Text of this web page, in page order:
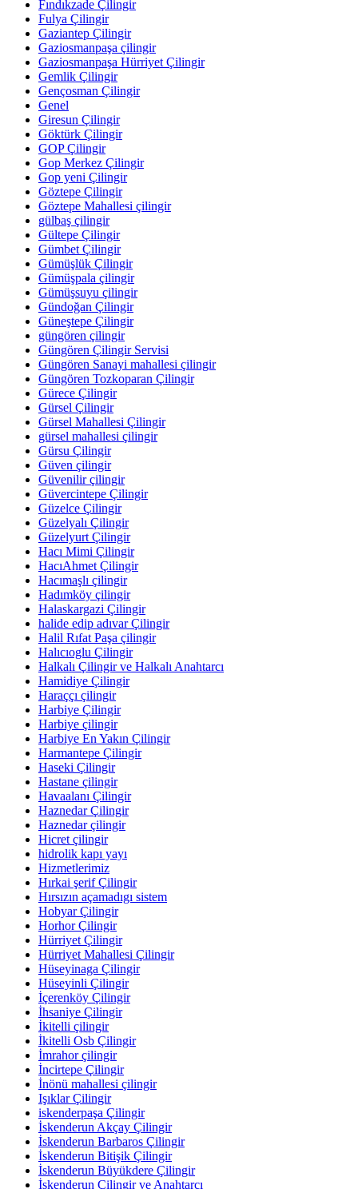
Fındıkzade Çilingir
Fulya Çilingir
Gaziantep Çilingir
Gaziosmanpaşa çilingir
Gaziosmanpaşa Hürriyet Çilingir
Gemlik Çilingir
Gençosman Çilingir
Genel
Giresun Çilingir
Göktürk Çilingir
GOP Çilingir
Gop Merkez Çilingir
Gop yeni Çilingir
Göztepe Çilingir
Göztepe Mahallesi çilingir
gülbaş çilingir
Gültepe Çilingir
Gümbet Çilingir
Gümüşlük Çilingir
Gümüşpala çilingir
Gümüşsuyu çilingir
Gündoğan Çilingir
Güneştepe Çilingir
güngören çilingir
Güngören Çilingir Servisi
Güngören Sanayi mahallesi çilingir
Güngören Tozkoparan Çilingir
Gürece Çilingir
Gürsel Çilingir
Gürsel Mahallesi Çilingir
gürsel mahallesi çilingir
Gürsu Çilingir
Güven çilingir
Güvenilir çilingir
Güvercintepe Çilingir
Güzelce Çilingir
Güzelyalı Çilingir
Güzelyurt Çilingir
Hacı Mimi Çilingir
HacıAhmet Çilingir
Hacımaşlı çilingir
Hadımköy çilingir
Halaskargazi Çilingir
halide edip adıvar Çilingir
Halil Rıfat Paşa çilingir
Halıcıoglu Çilingir
Halkalı Çilingir ve Halkalı Anahtarcı
Hamidiye Çilingir
Haraççı çilingir
Harbiye Çilingir
Harbiye çilingir
Harbiye En Yakın Çilingir
Harmantepe Çilingir
Haseki Çilingir
Hastane çilingir
Havaalanı Çilingir
Haznedar Çilingir
Haznedar çilingir
Hicret çilingir
hidrolik kapı yayı
Hizmetlerimiz
Hırkai şerif Çilingir
Hırsızın açamadıgı sistem
Hobyar Çilingir
Horhor Çilingir
Hürriyet Çilingir
Hürriyet Mahallesi Çilingir
Hüseyinaga Çilingir
Hüseyinli Çilingir
İçerenköy Çilingir
İhsaniye Çilingir
İkitelli çilingir
İkitelli Osb Çilingir
İmrahor çilingir
İncirtepe Çilingir
İnönü mahallesi çilingir
Işıklar Çilingir
iskenderpaşa Çilingir
İskenderun Akçay Çilingir
İskenderun Barbaros Çilingir
İskenderun Bitişik Çilingir
İskenderun Büyükdere Çilingir
İskenderun Çilingir ve Anahtarcı